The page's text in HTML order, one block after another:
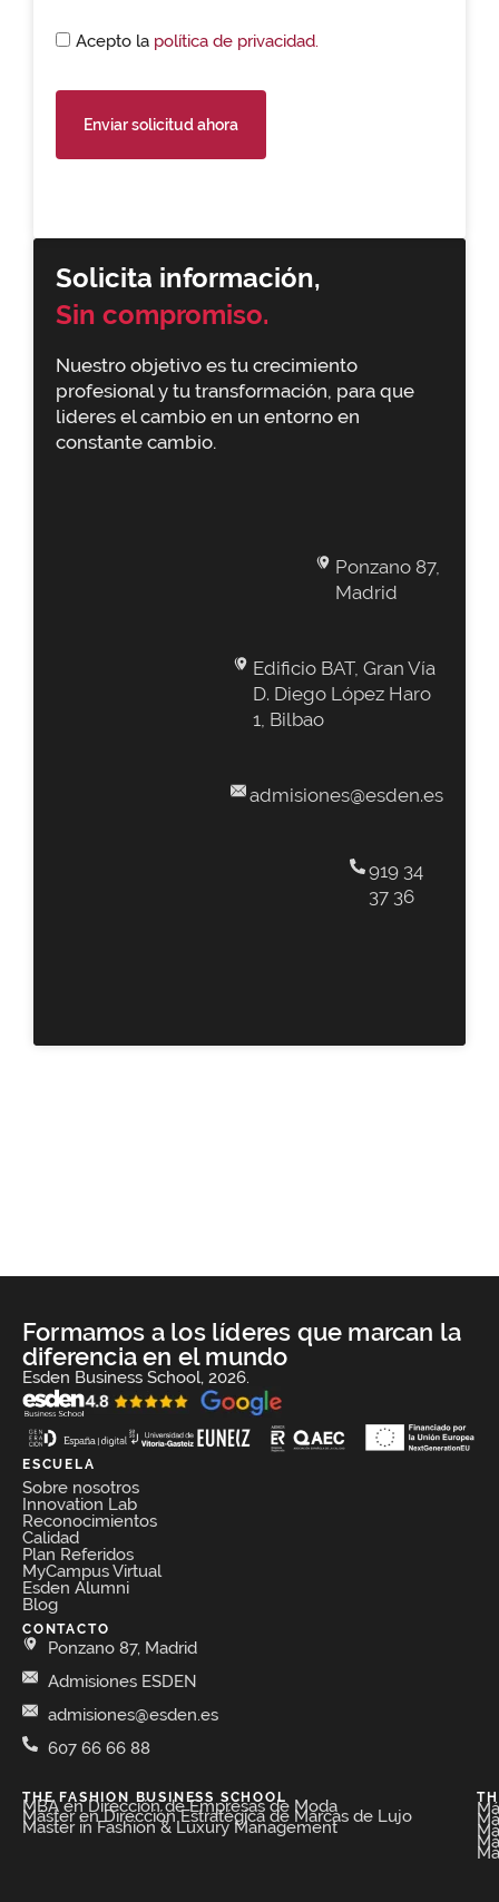
Solicita información,
Sin compromiso.
Nuestro objetivo es tu crecimiento
profesional y tu transformación, para que
lideres el cambio en un entorno en
constante cambio.
Ponzano 87,
Madrid
Edificio BAT, Gran Vía
D. Diego López Haro
1, Bilbao
admisiones@esden.es
919 34
37 36
Acepto la política de privacidad.
Enviar solicitud ahora
Formamos a los líderes que marcan la
diferencia en el mundo
Esden Business School, 2026.
ESCUELA
Sobre nosotros
Innovation Lab
Reconocimientos
Calidad
Plan Referidos
MyCampus Virtual
Esden Alumni
Blog
CONTACTO
Ponzano 87, Madrid
Admisiones ESDEN
admisiones@esden.es
607 66 66 88
THE FASHION BUSINESS SCHOOL​
MBA en Dirección de Empresas de Moda​
Máster en Dirección Estratégica de Marcas de Lujo
Master in Fashion & Luxury Management